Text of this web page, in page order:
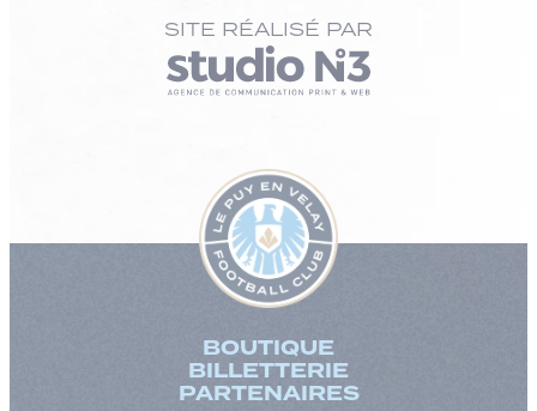
SITE RÉALISÉ PAR
BOUTIQUE
BILLETTERIE
PARTENAIRES